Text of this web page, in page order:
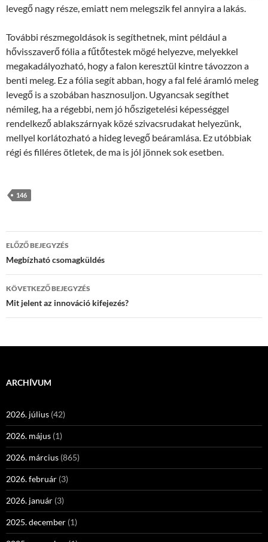
levegő nagy része, emiatt nem melegszik fel annyira a lakás.
További részmegoldások is segíthetnek, mint például a
hővisszaverő fólia a fűtőtestek mögé helyezve, melyekkel
megakadályozható, hogy a falon keresztül kintre távozzon a
benti meleg. Ez a fólia segít abban, hogy a fal felé áramló meleg
levegő is a szobában hasznosuljon. Ugyancsak segíthet
némileg, ha a régebbi, nem jó hőszigetelési képességgel
rendelkező ablakszárnyak közé szivacsrudakat helyezünk,
mellyel korlátozható a hideg levegő beáramlása. Ez utóbbiak
régi és filléres ötletek, de ma is jól jönnek sok esetben.
146
Bejegyzés
navigáció
ELŐZŐ BEJEGYZÉS
Megbízható csomagküldés
KÖVETKEZŐ BEJEGYZÉS
Mit jelent az innováció kifejezés?
ARCHÍVUM
2026. július (42)
2026. május (1)
2026. március (865)
2026. február (3)
2026. január (3)
2025. december (1)